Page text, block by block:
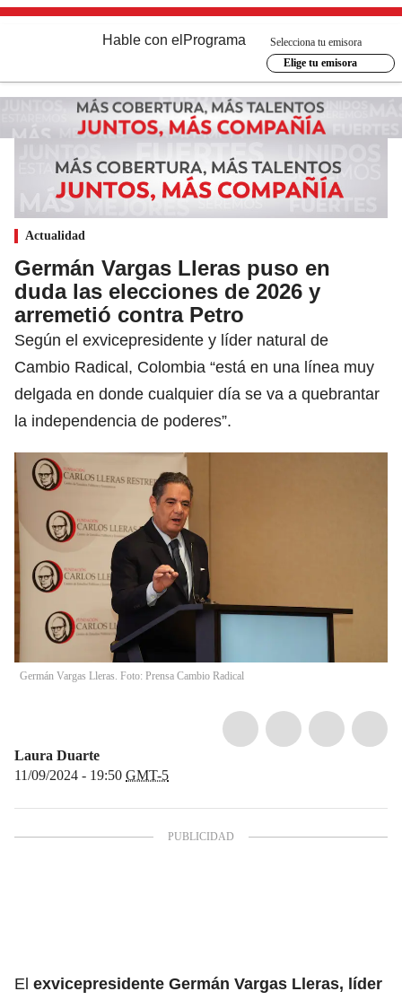
Hable con el Programa
Selecciona tu emisora
Elige tu emisora
Actualidad
Germán Vargas Lleras puso en
duda las elecciones de 2026 y
arremetió contra Petro
Según el exvicepresidente y líder natural de
Cambio Radical, Colombia “está en una línea muy
delgada en donde cualquier día se va a quebrantar
la independencia de poderes”.
Germán Vargas Lleras. Foto: Prensa Cambio Radical
Laura Duarte
11/09/2024 - 19:50 GMT-5
El exvicepresidente Germán Vargas Lleras, líder